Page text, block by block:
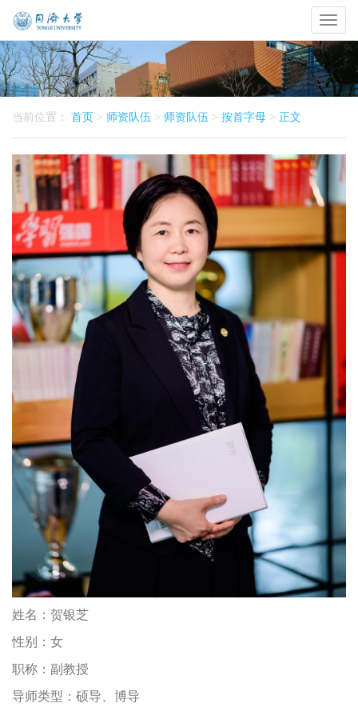
Toggle
当前位置： 首页 > 师资队伍 > 师资队伍 > 按首字母 > 正文
姓名： 贺银芝
性别： 女
职称： 副教授
导师类型： 硕导、博导